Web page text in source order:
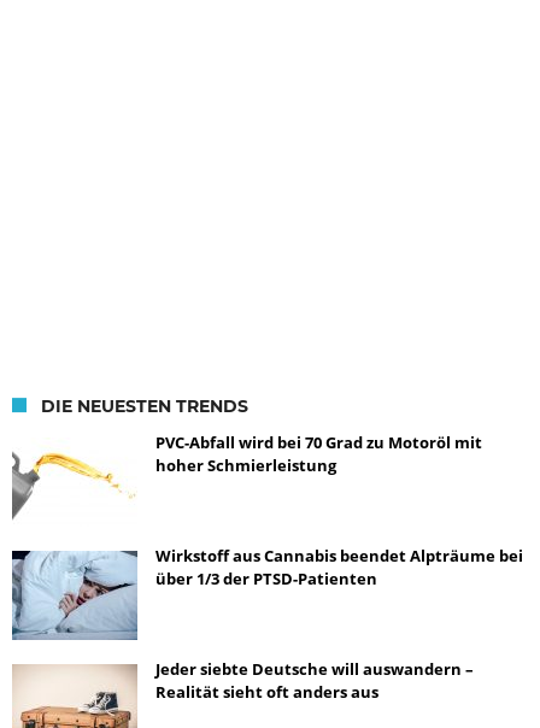
DIE NEUESTEN TRENDS
PVC-Abfall wird bei 70 Grad zu Motoröl mit
hoher Schmierleistung
Wirkstoff aus Cannabis beendet Alpträume bei
über 1/3 der PTSD-Patienten
Jeder siebte Deutsche will auswandern –
Realität sieht oft anders aus